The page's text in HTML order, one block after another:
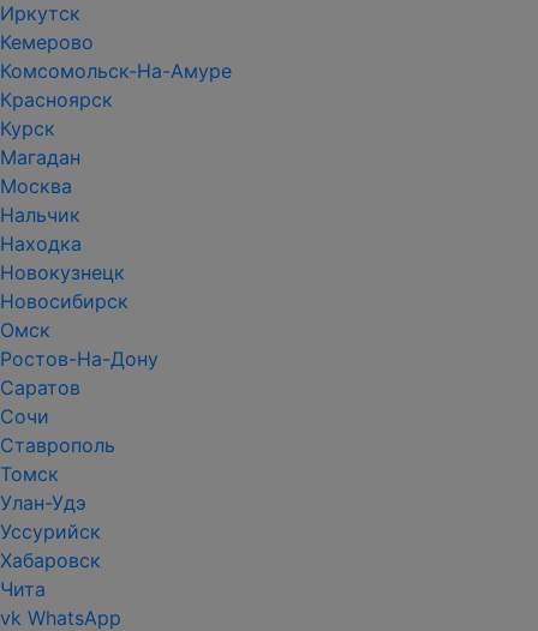
Иркутск
Кемерово
Комсомольск-На-Амуре
Красноярск
Курск
Магадан
Москва
Нальчик
Находка
Новокузнецк
Новосибирск
Омск
Ростов-На-Дону
Саратов
Сочи
Ставрополь
Томск
Улан-Удэ
Уссурийск
Хабаровск
Чита
vk WhatsApp